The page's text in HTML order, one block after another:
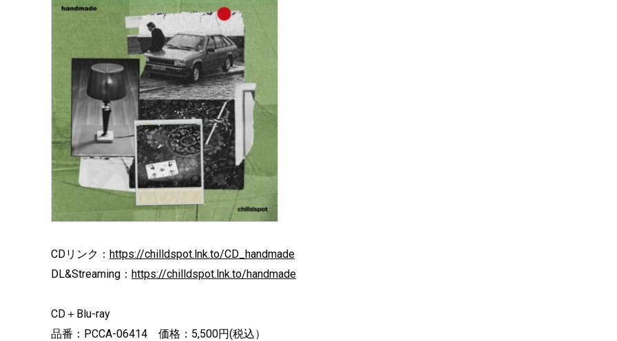
CDリンク： https://chilldspot.lnk.to/CD_handmade
DL&Streaming： https://chilldspot.lnk.to/handmade
CD＋Blu-ray
品番：PCCA-06414 価格：5,500円(税込）